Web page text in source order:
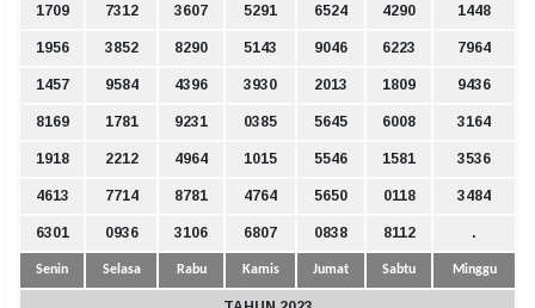
1709 7312 3607 5291 6524 4290 1448
1956 3852 8290 5143 9046 6223 7964
1457 9584 4396 3930 2013 1809 9436
8169 1781 9231 0385 5645 6008 3164
1918 2212 4964 1015 5546 1581 3536
4613 7714 8781 4764 5650 0118 3484
6301 0936 3106 6807 0838 8112 .
Senin Selasa Rabu Kamis Jumat Sabtu Minggu